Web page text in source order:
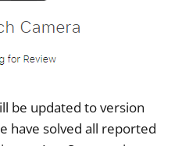
be updated to version
have solved all reported